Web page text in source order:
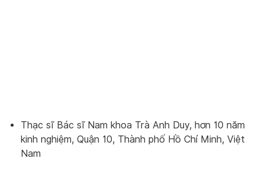
Thạc sĩ Bác sĩ Nam khoa Trà Anh Duy, hơn 10 năm
kinh nghiệm, Quận 10, Thành phố Hồ Chí Minh, Việt
Nam